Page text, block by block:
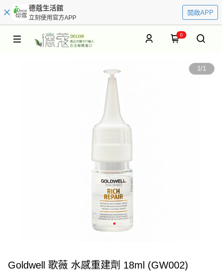
德蔻生活館
立刻使用官方APP
開啟APP
0
1/1
Goldwell 歌薇 水感重建劑 18ml (GW002)